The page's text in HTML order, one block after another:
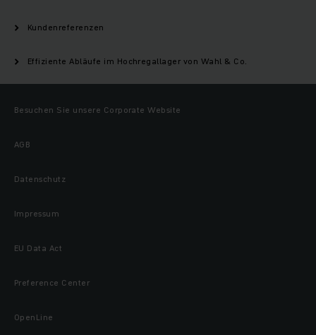
Kundenreferenzen
Effiziente Abläufe im Hochregallager von Wahl & Co.
Besuchen Sie unsere Corporate Website
AGB
Datenschutz
Impressum
EU Data Act
Preference Center
OpenLine